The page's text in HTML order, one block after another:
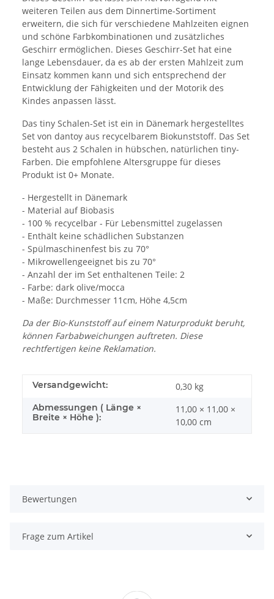
weiteren Teilen aus dem Dinnertime-Sortiment
erweitern, die sich für verschiedene Mahlzeiten eignen
und schöne Farbkombinationen und zusätzliches
Geschirr ermöglichen. Dieses Geschirr-Set hat eine
lange Lebensdauer, da es ab der ersten Mahlzeit zum
Einsatz kommen kann und sich entsprechend der
Entwicklung der Fähigkeiten und der Motorik des
Kindes anpassen lässt.
Das tiny Schalen-Set ist ein in Dänemark hergestelltes
Set von dantoy aus recycelbarem Biokunststoff. Das Set
besteht aus 2 Schalen in hübschen, natürlichen tiny-
Farben. Die empfohlene Altersgruppe für dieses
Produkt ist 0+ Monate.
- Hergestellt in Dänemark
- Material auf Biobasis
- 100 % recycelbar - Für Lebensmittel zugelassen
- Enthält keine schädlichen Substanzen
- Spülmaschinenfest bis zu 70°
- Mikrowellengeeignet bis zu 70°
- Anzahl der im Set enthaltenen Teile: 2
- Farbe: dark olive/mocca
- Maße: Durchmesser 11cm, Höhe 4,5cm
Da der Bio-Kunststoff auf einem Naturprodukt beruht,
können Farbabweichungen auftreten. Diese
rechtfertigen keine Reklamation.
Versandgewicht: 0,30 kg
Abmessungen ( Länge ×
Breite × Höhe ):
11,00 × 11,00 ×
10,00 cm
Bewertungen
Frage zum Artikel